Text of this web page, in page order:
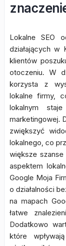
Lokalne SEO
działających w
klientów
otoczeniu. W
korzysta z
lokalne firmy,
lokalnym
marketingowej.
zwiększyć
lokalnego, co
większe szanse
aspektem
Google Moja
o działalności
na mapach
łatwe
Dodatkowo
które